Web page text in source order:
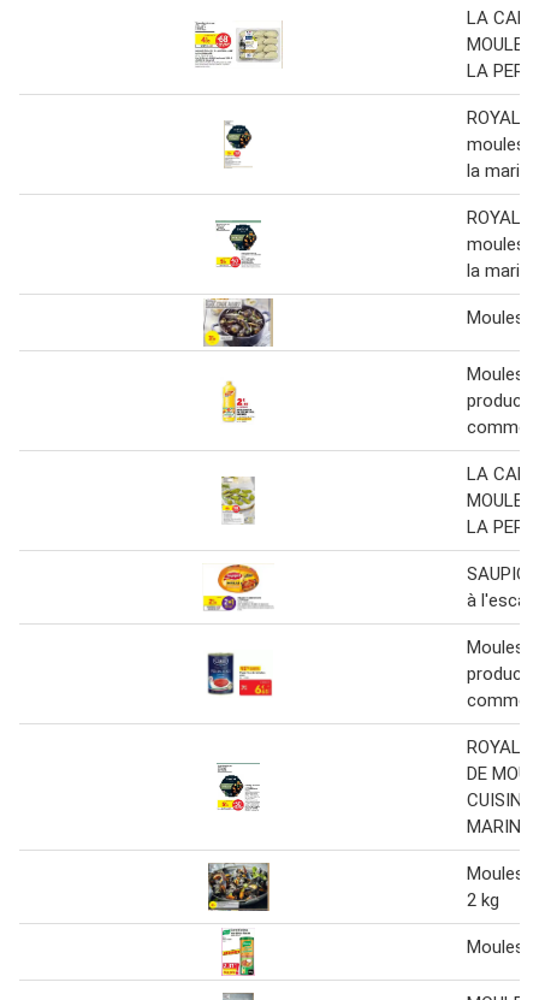
LA
LA
ROYAL
moules
la
ROYAL
moules
la
Moules
Moules
LA
LA
à
Moules
ROYAL
DE
Moules
2 kg
Moules